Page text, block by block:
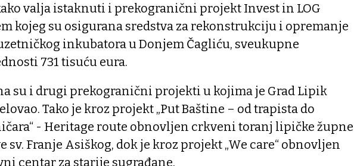
valja istaknuti i prekogranični projekt Invest in LOG
kojeg su osigurana sredstva za rekonstrukciju i opremanje
inkubatora u Donjem Čagliću, sveukupne
731 tisuću eura.
su i drugi prekogranični projekti u kojima je Grad Lipik
Tako je kroz projekt „Put Baštine – od trapista do
- Heritage route obnovljen crkveni toranj lipičke župne
sv. Franje Asiškog, dok je kroz projekt „We care“ obnovljen
centar za starije sugrađane.